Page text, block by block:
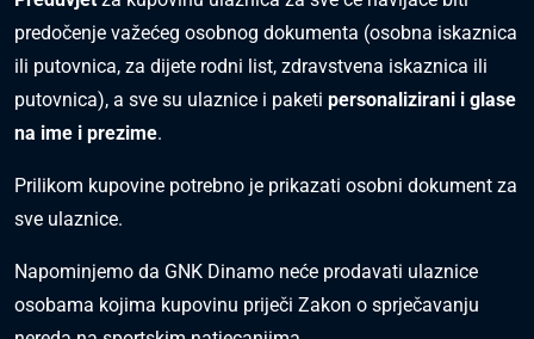
predočenje važećeg osobnog dokumenta (osobna iskaznica
ili putovnica, za dijete rodni list, zdravstvena iskaznica ili
putovnica), a sve su ulaznice i paketi personalizirani i glase
na ime i prezime.
Prilikom kupovine potrebno je prikazati osobni dokument za
sve ulaznice.
Napominjemo da GNK Dinamo neće prodavati ulaznice
osobama kojima kupovinu priječi Zakon o sprječavanju